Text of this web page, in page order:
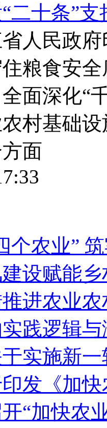
二十条”
人民政
粮食安
面深化“
村基础
面
个农业”
设赋能
进农业
践逻辑
实施新
发《加
“加快农